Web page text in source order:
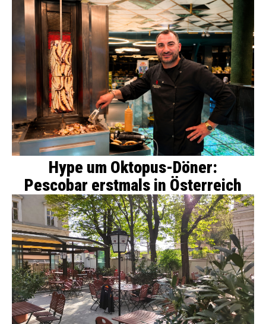
Hype um Oktopus-Döner:
Pescobar erstmals in Österreich